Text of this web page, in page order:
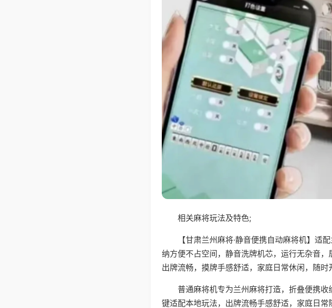
相关麻将玩法及特色;
【甘肃兰州麻将·静音便携自动麻将机】适
纳方便不占空间，静音洗牌机芯，运行无杂音，
出牌流畅，摸牌手感舒适，家庭日常休闲，随时
普通麻将机专为兰州麻将打造，折叠便携
键适配本地玩法，出牌流畅手感舒适，家庭日常